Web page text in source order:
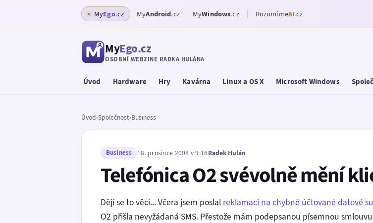
MyEgo.cz MyAndroid.cz MyWindows.cz RozumímeAI.cz
MyEgo.cz
OSOBNÍ WEBZINE RADKA HULÁNA
Úvod Hardware Hry Kavárna Linux a OS X Microsoft Windows
Úvod›Společnost›Business
Business 18. prosince 2008 v 9:16Radek Hulán
Telefónica O2 svévolně mění
Dějí se to věci... Včera jsem poslal reklamaci na chybně účtované datové
O2 přišla nevyžádaná SMS. Přestože mám podepsanou písemnou